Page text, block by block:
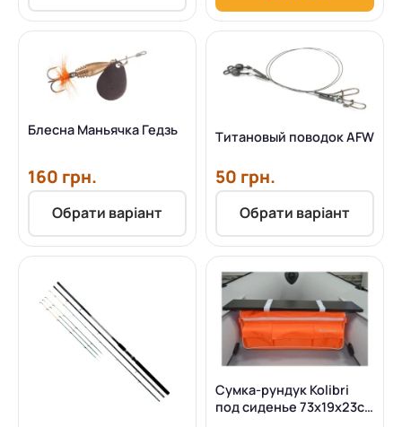
Блесна Маньячка Гедзь
160 грн.
Обрати варіант
Титановый поводок AFW
50 грн.
Обрати варіант
Cумка-рундук Kolibri
под сиденье 73х19х23см